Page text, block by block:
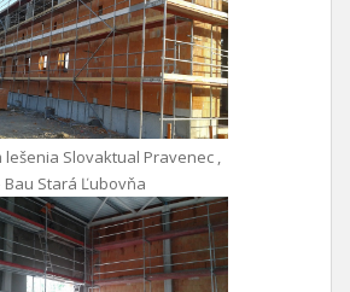
lešenia Slovaktual Pravenec ,
Bau Stará Ľubovňa